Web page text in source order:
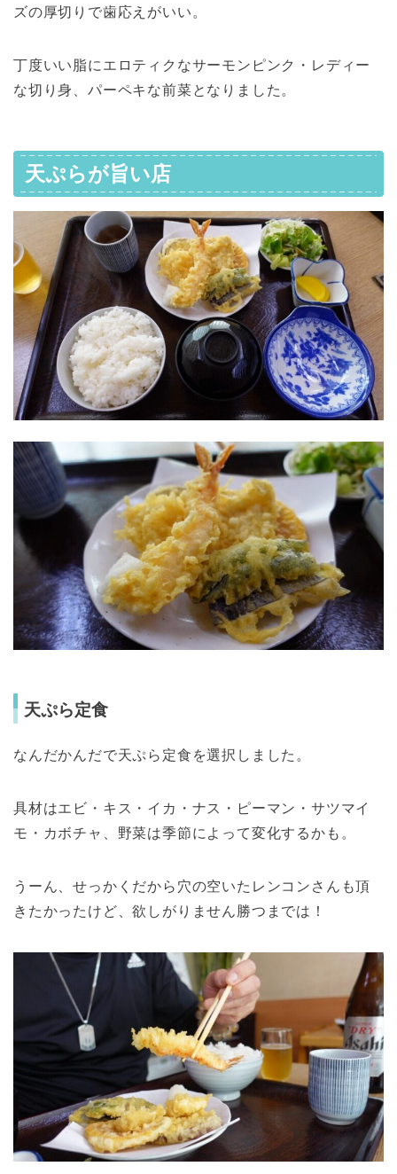
ズの厚切りで歯応えがいい。
丁度いい脂にエロティクなサーモンピンク・レディー
な切り身、パーペキな前菜となりました。
天ぷらが旨い店
天ぷら定食
なんだかんだで天ぷら定食を選択しました。
具材はエビ・キス・イカ・ナス・ピーマン・サツマイ
モ・カボチャ、野菜は季節によって変化するかも。
うーん、せっかくだから穴の空いたレンコンさんも頂
きたかったけど、欲しがりません勝つまでは！